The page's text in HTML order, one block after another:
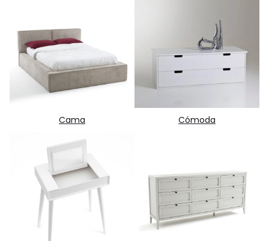
Cama Cómoda